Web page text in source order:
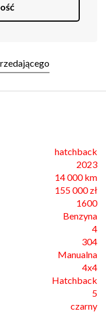
hatchback
2023
14 000 km
155 000 zł
1600
Benzyna
4
304
Manualna
4x4
Hatchback
5
czarny